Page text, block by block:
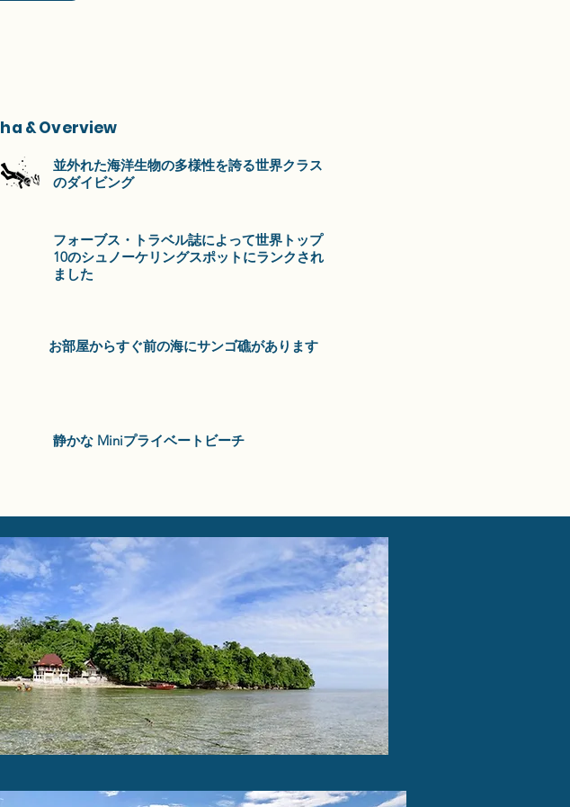
& Overview
並外れた海洋生物の多様性を誇る世界クラス
のダイビング
フォーブス・トラベル誌によって世界トップ
10のシュノーケリングスポットにランクされ
ました
お部屋からすぐ前の海にサンゴ礁があります
静かな Miniプライベートビーチ